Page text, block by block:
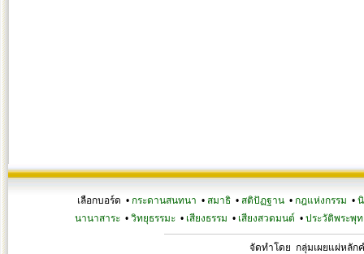
เลือกบอร์ด • กระดานสนทนา • สมาธิ • สติปัฏฐาน • กฎแห่งกรรม •
นานาสาระ• วิทยุธรรมะ• เสียงธรรม • เสียงสวดมนต์ • ประวัติพระพุท
จัดทำโดย กลุ่มเผยแผ่หลัก